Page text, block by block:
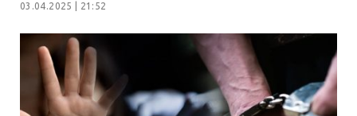
03.04.2025 | 21:52